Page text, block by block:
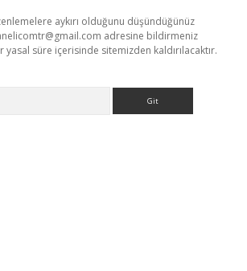
aykırı olduğunu düşündüğünüz
adresine bildirmeniz
süre içerisinde sitemizden kaldırılacaktır.